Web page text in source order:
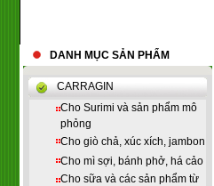
DANH MỤC SẢN PHẨM
CARRAGIN
Cho Surimi và sản phẩm mô
phỏng
Cho giò chả, xúc xích, jambon
Cho mì sợi, bánh phở, há cảo
Cho sữa và các sản phẩm từ